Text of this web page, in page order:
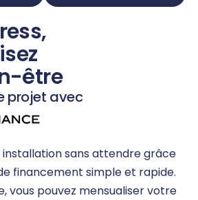
être
projet avec
sans attendre grâce
financement simple et rapide.
vous pouvez mensualiser votre